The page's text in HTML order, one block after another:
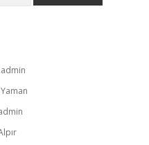
admin
Yaman